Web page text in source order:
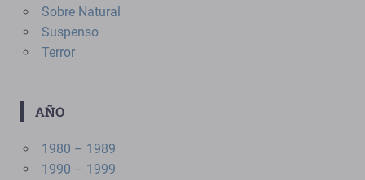
Sobre Natural
Suspenso
Terror
AÑO
1980 – 1989
1990 – 1999